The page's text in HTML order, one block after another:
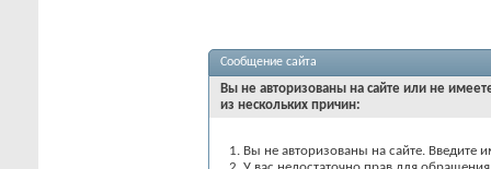
Сообщение сайта
Вы не авторизованы на сайте или не
из нескольких причин:
Вы не авторизованы на сайте. Введите